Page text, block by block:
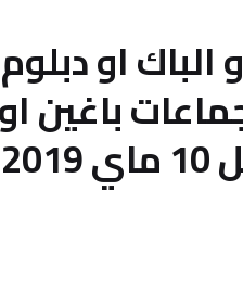
الباك او